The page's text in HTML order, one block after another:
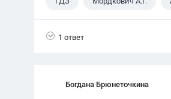
1 ответ
Богдана Брюнеточкина